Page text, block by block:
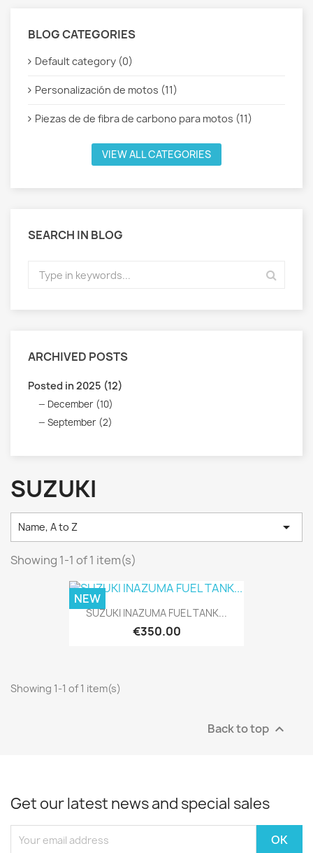
BLOG CATEGORIES
Default category (0)
Personalización de motos (11)
Piezas de de fibra de carbono para motos (11)
VIEW ALL CATEGORIES
SEARCH IN BLOG
ARCHIVED POSTS
Posted in 2025 (12)
December (10)
September (2)
SUZUKI
Name, A to Z 
Showing 1-1 of 1 item(s)
SUZUKI INAZUMA FUEL TANK...
€350.00
NEW
Showing 1-1 of 1 item(s)
Back to top 
Get our latest news and special sales